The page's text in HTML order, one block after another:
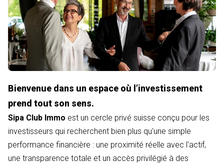
Bienvenue dans un espace où l’investissement
prend tout son sens.
Sipa Club Immo est un cercle privé suisse conçu pour les
investisseurs qui recherchent bien plus qu'une simple
performance financière : une proximité réelle avec l'actif,
une transparence totale et un accès privilégié à des